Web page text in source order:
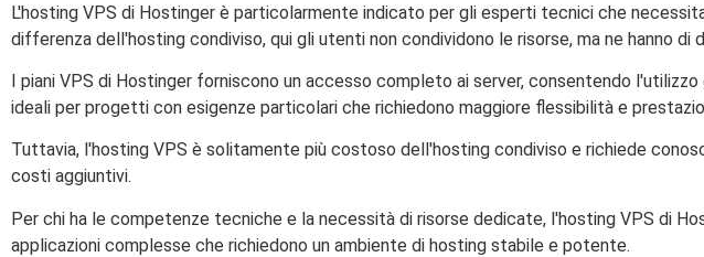
L'hosting VPS di Hostinger è particolarmente indicato per gli esperti tecnici che
differenza dell'hosting condiviso, qui gli utenti non condividono le risorse, ma ne hanno
I piani VPS di Hostinger forniscono un accesso completo ai server, consentendo
ideali per progetti con esigenze particolari che richiedono maggiore flessibilità e
Tuttavia, l'hosting VPS è solitamente più costoso dell'hosting condiviso e richiede
costi aggiuntivi.
Per chi ha le competenze tecniche e la necessità di risorse dedicate, l'hosting VPS di
applicazioni complesse che richiedono un ambiente di hosting stabile e potente.